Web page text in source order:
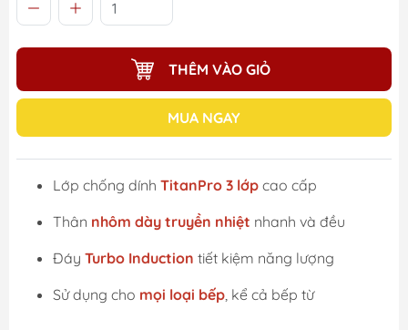
THÊM VÀO GIỎ
MUA NGAY
Lớp chống dính TitanPro 3 lớp cao cấp
Thân nhôm dày truyền nhiệt nhanh và đều
Đáy Turbo Induction tiết kiệm năng lượng
Sử dụng cho mọi loại bếp, kể cả bếp từ